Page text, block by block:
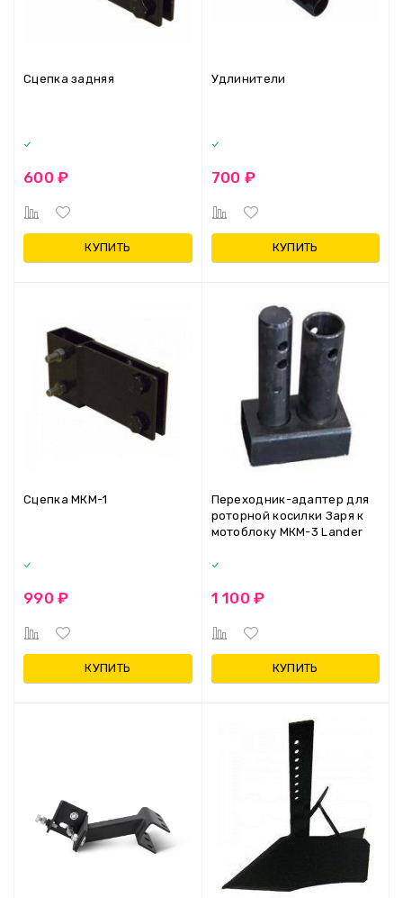
Сцепка задняя
600 ₽
КУПИТЬ
Удлинители
700 ₽
КУПИТЬ
Сцепка МКМ-1
990 ₽
КУПИТЬ
Переходник-адаптер для
роторной косилки Заря к
мотоблоку МКМ-3 Lander
1 100 ₽
КУПИТЬ